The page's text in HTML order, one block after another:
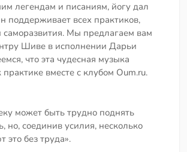
легендам и писаниям, йогу дал
всех практиков,
Мы предлагаем вам
Шиве в исполнении Дарьи
что эта чудесная музыка
практике вместе с клубом Oum.ru.
может быть трудно поднять
но, соединив усилия, несколько
это без труда».